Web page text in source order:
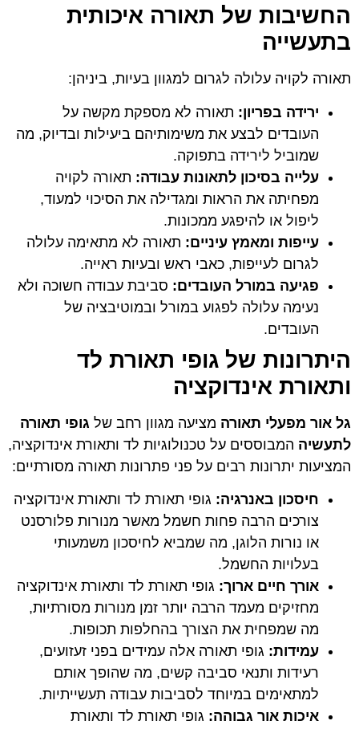
החשיבות של תאורה איכותית
בתעשייה
תאורה לקויה עלולה לגרום למגוון בעיות, ביניהן:
ירידה בפריון: תאורה לא מספקת מקשה על
העובדים לבצע את משימותיהם ביעילות ובדיוק, מה
שמוביל לירידה בתפוקה.
עלייה בסיכון לתאונות עבודה: תאורה לקויה
מפחיתה את הראות ומגדילה את הסיכוי למעוד,
ליפול או להיפגע ממכונות.
עייפות ומאמץ עיניים: תאורה לא מתאימה עלולה
לגרום לעייפות, כאבי ראש ובעיות ראייה.
פגיעה במורל העובדים: סביבת עבודה חשוכה ולא
נעימה עלולה לפגוע במורל ובמוטיבציה של
העובדים.
היתרונות של גופי תאורת לד
ותאורת אינדוקציה
גל אור מפעלי תאורה מציעה מגוון רחב של גופי תאורה
לתעשיה המבוססים על טכנולוגיות לד ותאורת אינדוקציה,
המציעות יתרונות רבים על פני פתרונות תאורה מסורתיים:
חיסכון באנרגיה: גופי תאורת לד ותאורת אינדוקציה
צורכים הרבה פחות חשמל מאשר מנורות פלורסנט
או נורות הלוגן, מה שמביא לחיסכון משמעותי
בעלויות החשמל.
אורך חיים ארוך: גופי תאורת לד ותאורת אינדוקציה
מחזיקים מעמד הרבה יותר זמן מנורות מסורתיות,
מה שמפחית את הצורך בהחלפות תכופות.
עמידות: גופי תאורה אלה עמידים בפני זעזועים,
רעידות ותנאי סביבה קשים, מה שהופך אותם
למתאימים במיוחד לסביבות עבודה תעשייתיות.
איכות אור גבוהה: גופי תאורת לד ותאורת